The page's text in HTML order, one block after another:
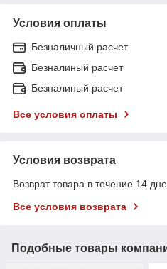
Условия оплаты
Безналичный расчет
Безналиный расчет
Безналиный расчет
Все условия оплаты
Условия возврата
Возврат товара в течение 14
Все условия возврата
Подобные товары